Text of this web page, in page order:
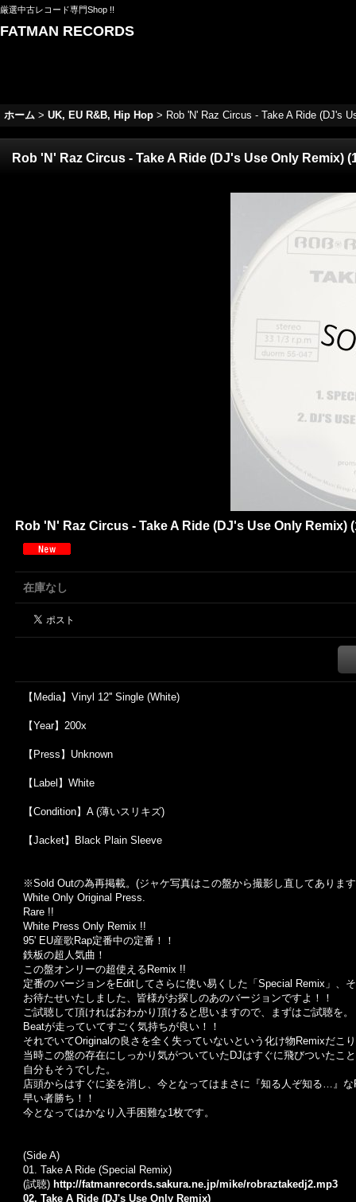
厳選中古レコード専門Shop !!
FATMAN RECORDS
ホーム > UK, EU R&B, Hip Hop > Rob 'N' Raz Circus - Take A Ride (DJ's
Rob 'N' Raz Circus - Take A Ride (DJ's Use Only Remix)
Rob 'N' Raz Circus - Take A Ride (DJ's Use Only Remix)
在庫なし
【Media】Vinyl 12'' Single (White)
【Year】200x
【Press】Unknown
【Label】White
【Condition】A (薄いスリキズ)
【Jacket】Black Plain Sleeve
※Sold Outの為再掲載。(ジャケ写真はこの盤から撮影し直してありま
White Only Original Press.
Rare !!
White Press Only Remix !!
95' EU産歌Rap定番中の定番！！
鉄板の超人気曲！
この盤オンリーの超使えるRemix !!
定番のバージョンをEditしてさらに使い易くした「Special Remix」、
お待たせいたしました、皆様がお探しのあのバージョンですよ！！
ご試聴して頂ければおわかり頂けると思いますので、まずはご試聴を。
Beatが走っていてすごく気持ちが良い！！
それでいてOriginalの良さを全く失っていないという化け物Remixだこ
当時この盤の存在にしっかり気がついていたDJはすぐに飛びついたこ
自分もそうでした。
店頭からはすぐに姿を消し、今となってはまさに『知る人ぞ知る…』
早い者勝ち！！
今となってはかなり入手困難な1枚です。
(Side A)
01. Take A Ride (Special Remix)
(試聴) http://fatmanrecords.sakura.ne.jp/mike/robraztakedj2.mp3
02. Take A Ride (DJ's Use Only Remix)